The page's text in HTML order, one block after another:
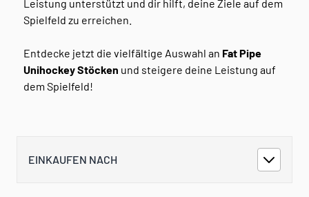
Leistung unterstützt und dir hilft, deine Ziele auf dem
Spielfeld zu erreichen.
Entdecke jetzt die vielfältige Auswahl an Fat Pipe
Unihockey Stöcken und steigere deine Leistung auf
dem Spielfeld!
EINKAUFEN NACH